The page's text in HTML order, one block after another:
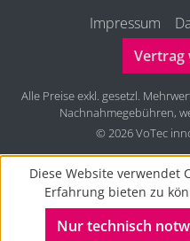
Impressum
Vertrag
Alle Preise exkl. gesetzl.
Nachnahmegebühren,
© 2026 VoTec
Diese Website verwendet
Erfahrung bieten zu
Nur technisch